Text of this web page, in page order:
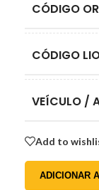
CÓDIGO
CÓDIGO
VEÍCULO /
Add to
ADICIONAR